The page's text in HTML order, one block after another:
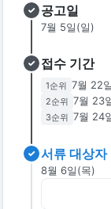
공고일
7월 5일(일)
접수 기간
1순위 7월 22
2순위 7월 23
3순위 7월 24
서류 대상자
8월 6일(목)